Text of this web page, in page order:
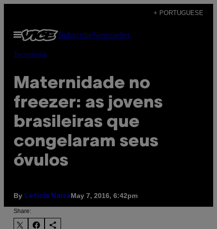
content
+ PORTUGUESE
Open
Menu
SubscribeNewsletter
Tecnología
Maternidade no
freezer: as jovens
brasileiras que
congelaram seus
óvulos
By Letícia NaísaMay 7, 2016, 6:42pm
Share: